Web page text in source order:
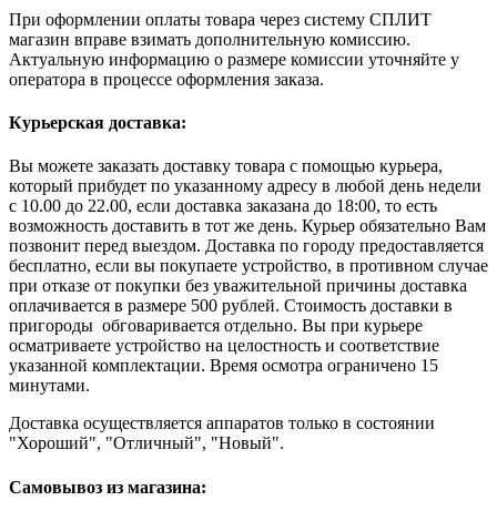
При оформлении оплаты товара через систему СПЛИТ
магазин вправе взимать дополнительную комиссию.
Актуальную информацию о размере комиссии уточняйте у
оператора в процессе оформления заказа.
Курьерская доставка:
Вы можете заказать доставку товара с помощью курьера,
который прибудет по указанному адресу в любой день недели
с 10.00 до 22.00, если доставка заказана до 18:00, то есть
возможность доставить в тот же день. Курьер обязательно Вам
позвонит перед выездом. Доставка по городу предоставляется
бесплатно, если вы покупаете устройство, в противном случае
при отказе от покупки без уважительной причины доставка
оплачивается в размере 500 рублей. Стоимость доставки в
пригороды обговаривается отдельно. Вы при курьере
осматриваете устройство на целостность и соответствие
указанной комплектации. Время осмотра ограничено 15
минутами.
Доставка осуществляется аппаратов только в состоянии
"Хороший", "Отличный", "Новый".
Самовывоз из магазина: